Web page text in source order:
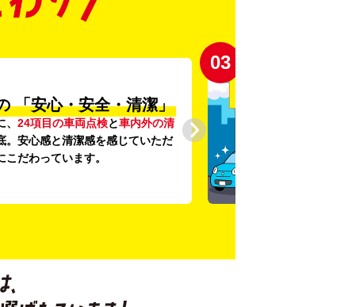
「安心・安全・清潔」
24項目の車両点検と車内外の清
。安心感と清潔感を感じていただ
こだわっています。
03